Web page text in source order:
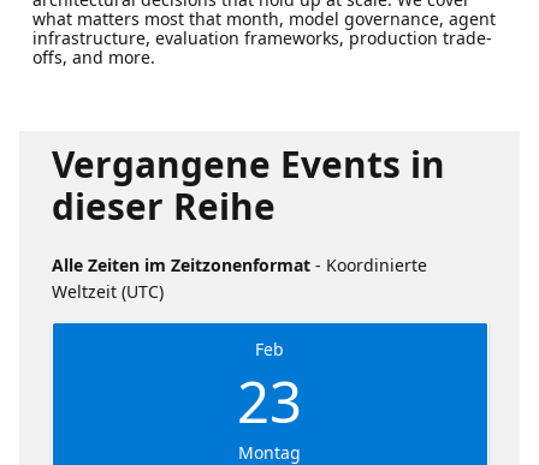
what matters most that month, model governance, agent
infrastructure, evaluation frameworks, production trade-
offs, and more.
Vergangene Events in
dieser Reihe
Alle Zeiten im Zeitzonenformat - Koordinierte
Weltzeit (UTC)
Feb
23
Montag